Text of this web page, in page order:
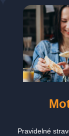
Pravidelné